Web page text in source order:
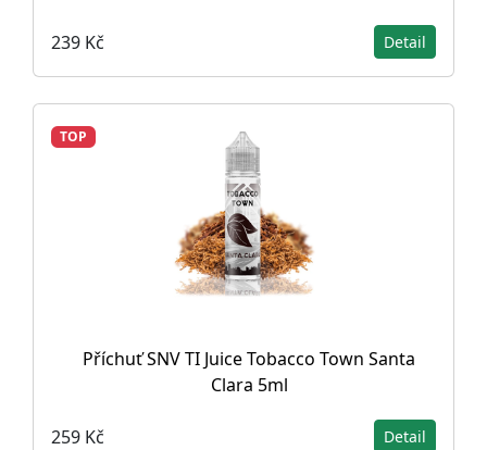
239 Kč Detail
TOP
Příchuť SNV TI Juice Tobacco Town Santa
Clara 5ml
259 Kč Detail